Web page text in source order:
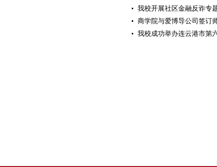
我校开展社区金融反诈专
商学院与爱博导公司签订
我校成功举办连云港市第